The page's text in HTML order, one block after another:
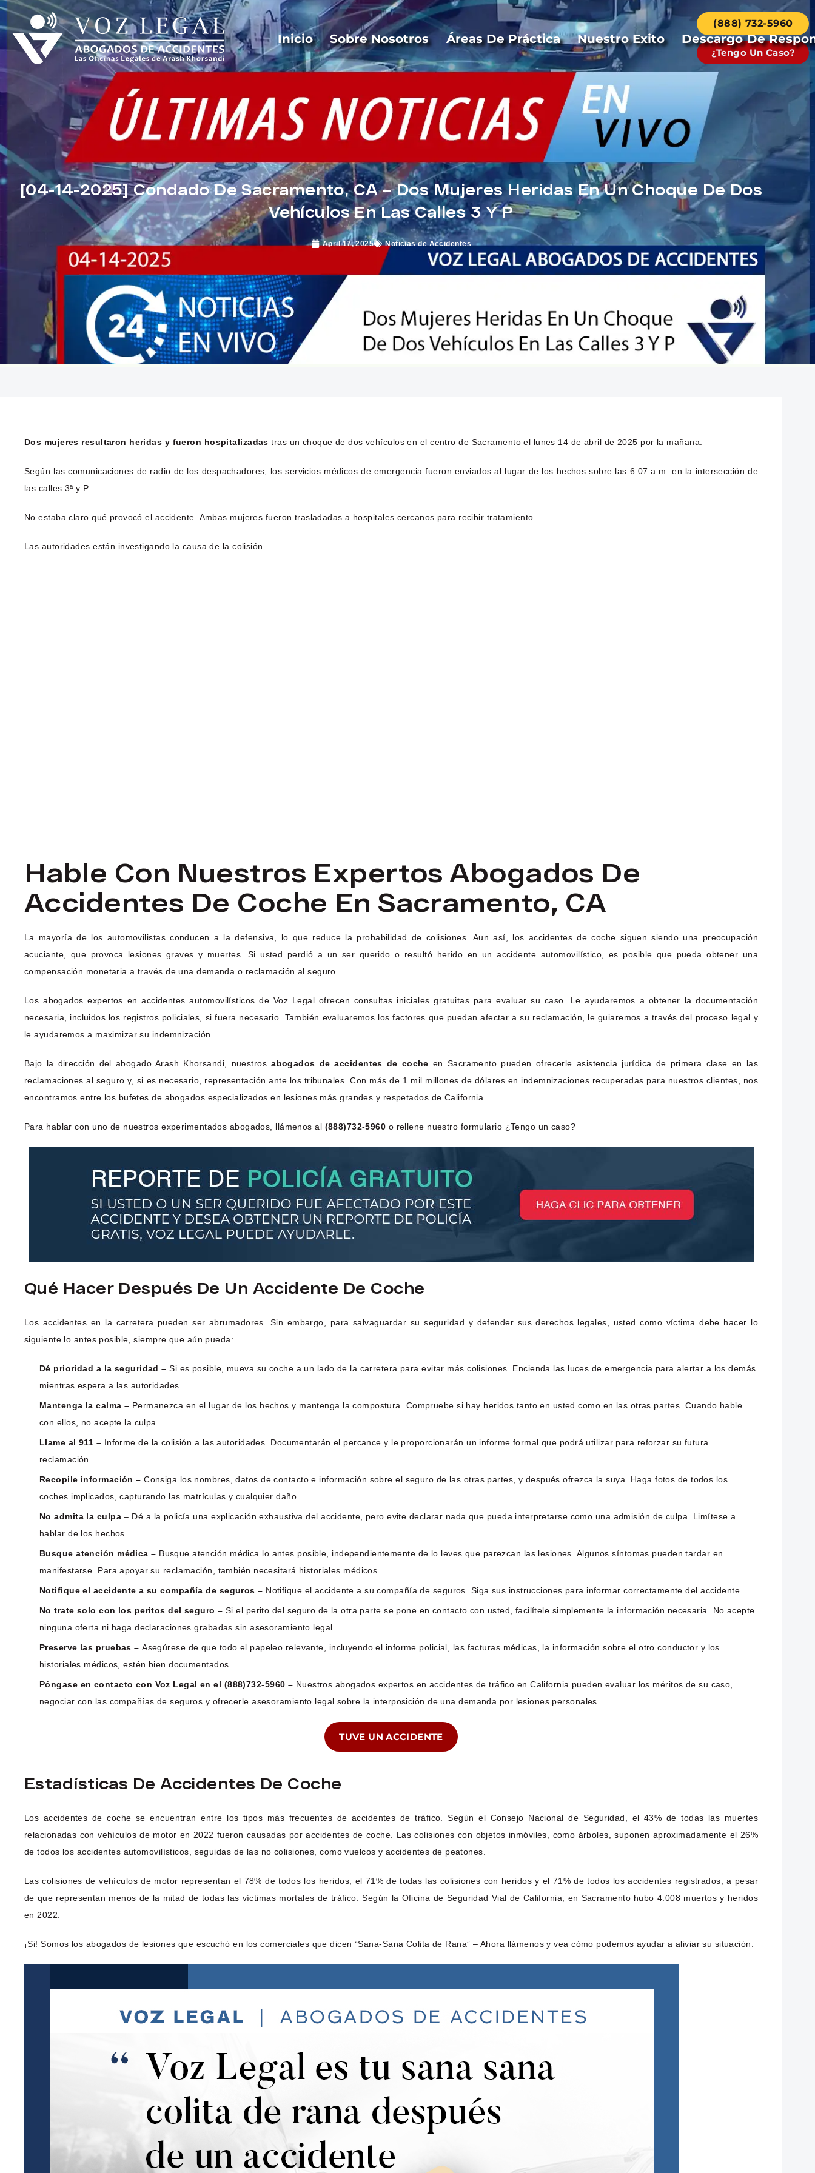
Inicio Sobre Nosotros Áreas De Práctica Nuestro Exito Descargo De
(888) 732-5960
¿Tengo Un Caso?
[04-14-2025] Condado De Sacramento, CA – Dos Mujeres Heridas En Un Choque De Dos
Vehículos En Las Calles 3 Y P
April 17, 2025 Noticias de Accidentes
Dos mujeres resultaron heridas y fueron hospitalizadas tras un choque de dos vehículos en el centro de Sacramento el lunes 14 de abril de 2025 por la mañana.
Según las comunicaciones de radio de los despachadores, los servicios médicos de emergencia fueron enviados al lugar de los hechos sobre las 6:07 a.m. en la intersección de
las calles 3ª y P.
No estaba claro qué provocó el accidente. Ambas mujeres fueron trasladadas a hospitales cercanos para recibir tratamiento.
Las autoridades están investigando la causa de la colisión.
Hable Con Nuestros Expertos Abogados De
Accidentes De Coche En Sacramento, CA
La mayoría de los automovilistas conducen a la defensiva, lo que reduce la probabilidad de colisiones. Aun así, los accidentes de coche siguen siendo una preocupación
acuciante, que provoca lesiones graves y muertes. Si usted perdió a un ser querido o resultó herido en un accidente automovilístico, es posible que pueda obtener una
compensación monetaria a través de una demanda o reclamación al seguro.
Los abogados expertos en accidentes automovilísticos de Voz Legal ofrecen consultas iniciales gratuitas para evaluar su caso. Le ayudaremos a obtener la documentación
necesaria, incluidos los registros policiales, si fuera necesario. También evaluaremos los factores que puedan afectar a su reclamación, le guiaremos a través del proceso legal y
le ayudaremos a maximizar su indemnización.
Bajo la dirección del abogado Arash Khorsandi, nuestrosabogados de accidentes de coche en Sacramento pueden ofrecerle asistencia jurídica de primera clase en las
reclamaciones al seguro y, si es necesario, representación ante los tribunales. Con más de 1 mil millones de dólares en indemnizaciones recuperadas para nuestros clientes, nos
encontramos entre los bufetes de abogados especializados en lesiones más grandes y respetados de California.
Para hablar con uno de nuestros experimentados abogados, llámenos al (888)732-5960 o rellene nuestro formulario ¿Tengo un caso?
Qué Hacer Después De Un Accidente De Coche
Los accidentes en la carretera pueden ser abrumadores. Sin embargo, para salvaguardar su seguridad y defender sus derechos legales, usted como víctima debe hacer lo
siguiente lo antes posible, siempre que aún pueda:
Dé prioridad a la seguridad – Si es posible, mueva su coche a un lado de la carretera para evitar más colisiones. Encienda las luces de emergencia para alertar a los demás
mientras espera a las autoridades.
Mantenga la calma – Permanezca en el lugar de los hechos y mantenga la compostura. Compruebe si hay heridos tanto en usted como en las otras partes. Cuando hable
con ellos, no acepte la culpa.
Llame al 911 – Informe de la colisión a las autoridades. Documentarán el percance y le proporcionarán un informe formal que podrá utilizar para reforzar su futura
reclamación.
Recopile información –Consiga los nombres, datos de contacto e información sobre el seguro de las otras partes, y después ofrezca la suya. Haga fotos de todos los
coches implicados, capturando las matrículas y cualquier daño.
No admita la culpa– Dé a la policía una explicación exhaustiva del accidente, pero evite declarar nada que pueda interpretarse como una admisión de culpa. Limítese a
hablar de los hechos.
Busque atención médica – Busque atención médica lo antes posible, independientemente de lo leves que parezcan las lesiones. Algunos síntomas pueden tardar en
manifestarse. Para apoyar su reclamación, también necesitará historiales médicos.
Notifique el accidente a su compañía de seguros – Notifique el accidente a su compañía de seguros. Siga sus instrucciones para informar correctamente del accidente.
No trate solo con los peritos del seguro – Si el perito del seguro de la otra parte se pone en contacto con usted, facilítele simplemente la información necesaria. No acepte
ninguna oferta ni haga declaraciones grabadas sin asesoramiento legal.
Preserve las pruebas –Asegúrese de que todo el papeleo relevante, incluyendo el informe policial, las facturas médicas, la información sobre el otro conductor y los
historiales médicos, estén bien documentados.
Póngase en contacto con Voz Legal en el (888)732-5960 – Nuestros abogados expertos en accidentes de tráfico en California pueden evaluar los méritos de su caso,
negociar con las compañías de seguros y ofrecerle asesoramiento legal sobre la interposición de una demanda por lesiones personales.
TUVE UN ACCIDENTE
Estadísticas De Accidentes De Coche
Los accidentes de coche se encuentran entre los tipos más frecuentes de accidentes de tráfico. Según el Consejo Nacional de Seguridad, el 43% de todas las muertes
relacionadas con vehículos de motor en 2022 fueron causadas por accidentes de coche. Las colisiones con objetos inmóviles, como árboles, suponen aproximadamente el 26%
de todos los accidentes automovilísticos, seguidas de las no colisiones, como vuelcos y accidentes de peatones.
Las colisiones de vehículos de motor representan el 78% de todos los heridos, el 71% de todas las colisiones con heridos y el 71% de todos los accidentes registrados, a pesar
de que representan menos de la mitad de todas las víctimas mortales de tráfico. Según la Oficina de Seguridad Vial de California, en Sacramento hubo 4.008 muertos y heridos
en 2022.
¡Si! Somos los abogados de lesiones que escuchó en los comerciales que dicen “Sana-Sana Colita de Rana” – Ahora llámenos y vea cómo podemos ayudar a aliviar su situación.